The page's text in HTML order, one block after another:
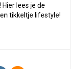
lees je de
tikkeltje lifestyle!